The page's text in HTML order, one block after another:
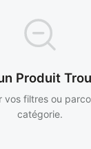
Produit
vos filtres ou
catégorie.